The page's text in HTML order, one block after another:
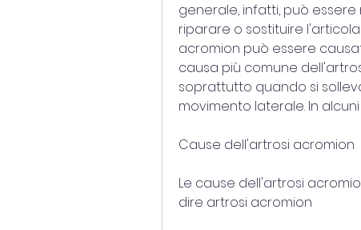
generale, infatti, può
riparare o sostituire
acromion può essere
causa più comune
soprattutto quando si
movimento laterale. In
Cause dell'artrosi acromion
Le cause dell'artrosi
dire artrosi acromion